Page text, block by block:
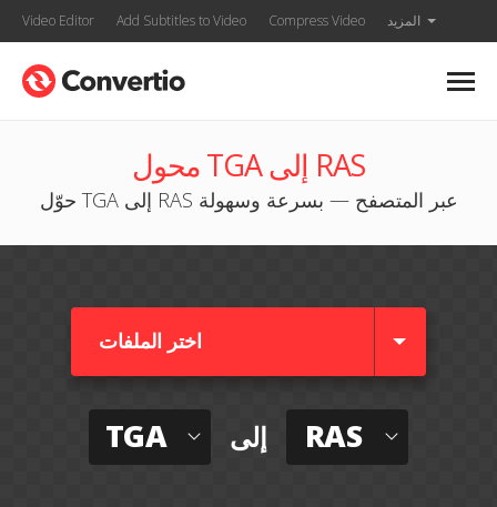
Video Editor Add Subtitles to Video Compress Video المزيد
محول TGA إلى RAS
حوّل TGA إلى RAS عبر المتصفح — بسرعة وسهولة
اختر الملفات
TGA إلى RAS